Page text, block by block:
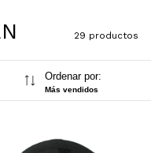
29 productos
Ordenar por:
Más vendidos